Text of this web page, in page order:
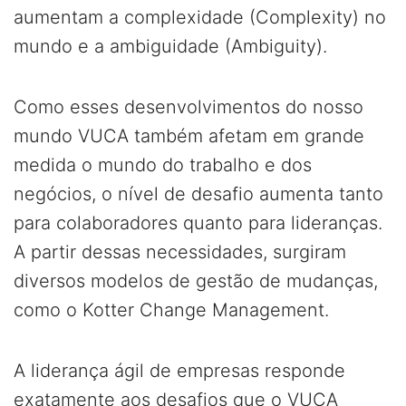
aumentam a complexidade (Complexity) no
mundo e a ambiguidade (Ambiguity).
Como esses desenvolvimentos do nosso
mundo VUCA também afetam em grande
medida o mundo do trabalho e dos
negócios, o nível de desafio aumenta tanto
para colaboradores quanto para lideranças.
A partir dessas necessidades, surgiram
diversos modelos de gestão de mudanças,
como o Kotter Change Management.
A liderança ágil de empresas responde
exatamente aos desafios que o VUCA